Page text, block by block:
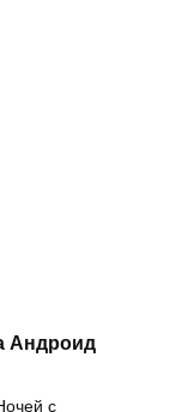
Андроид
с